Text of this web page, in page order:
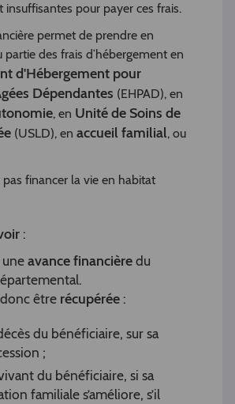
insuffisantes pour payer ces frais.
permet de prendre en
partie des frais d’hébergement en
d'Hébergement pour
Dépendantes (EHPAD), en
, en Unité de Soins de
(USLD), en accueil familial, ou
pas financer la vie en habitat
:
uneavance financièredu
être récupérée :
du bénéficiaire, sur sa
;
du bénéficiaire, si sa
familiale s’améliore, s’il